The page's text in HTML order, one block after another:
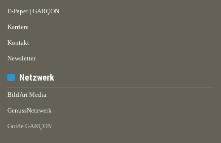
E-Paper | GARÇON
Karriere
Kontakt
Newsletter
Netzwerk
BildArt Media
GenussNetzwerk
Guide GARÇON